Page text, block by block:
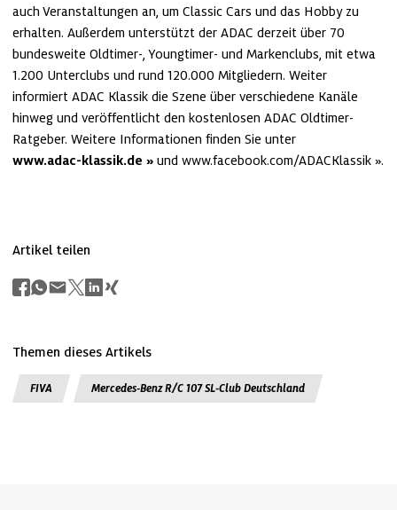
auch Veranstaltungen an, um Classic Cars und das Hobby zu
erhalten. Außerdem unterstützt der ADAC derzeit über 70
bundesweite Oldtimer-, Youngtimer- und Markenclubs, mit etwa
1.200 Unterclubs und rund 120.000 Mitgliedern. Weiter
informiert ADAC Klassik die Szene über verschiedene Kanäle
hinweg und veröffentlicht den kostenlosen ADAC Oldtimer-
Ratgeber. Weitere Informationen finden Sie unter
www.adac-klassik.de
und www.facebook.com/ADACKlassik .
Artikel teilen
Themen dieses Artikels
FIVA Mercedes-Benz R/C 107 SL-Club Deutschland